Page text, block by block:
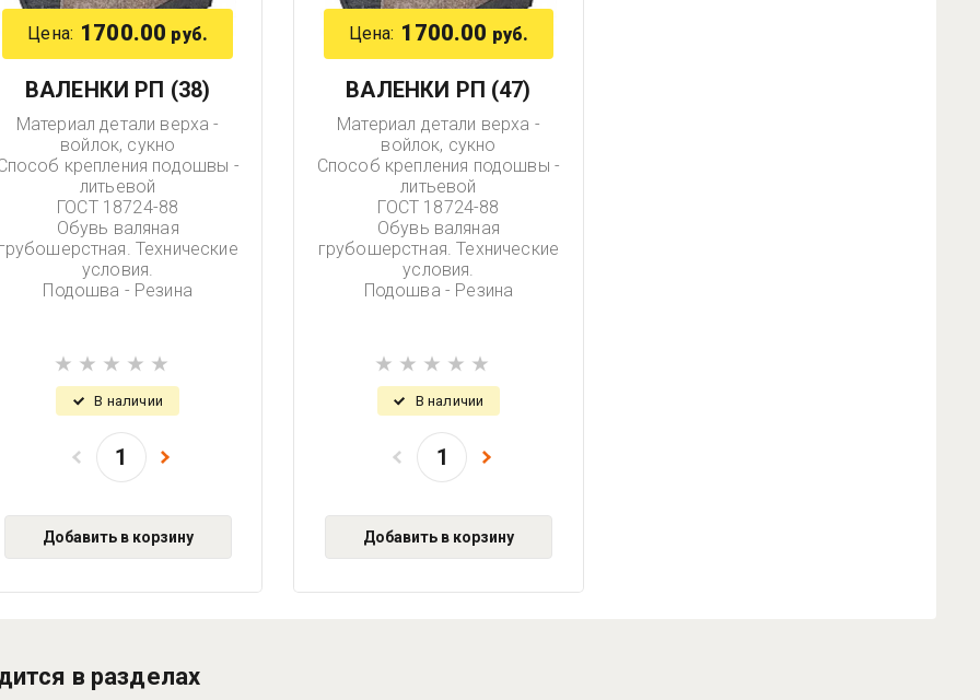
Цена: 1700.00 руб.
ВАЛЕНКИ РП (38)
Материал детали верха -
войлок, сукно
крепления подошвы -
литьевой
ГОСТ 18724-88
Обувь валяная
Технические
условия.
Подошва - Резина
В наличии
Добавить в корзину
Цена: 1700.00 руб.
ВАЛЕНКИ РП (47)
Материал детали верха -
войлок, сукно
Способ крепления подошвы -
литьевой
ГОСТ 18724-88
Обувь валяная
грубошерстная. Технические
условия.
Подошва - Резина
В наличии
Добавить в корзину
в разделах